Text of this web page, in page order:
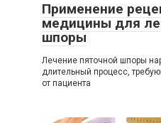
Применение
медицины для
шпоры
Лечение пяточной шпоры
длительный процесс,
от пациента